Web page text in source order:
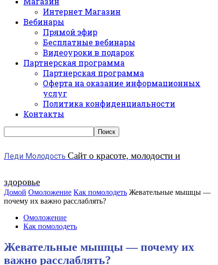
Интернет Магазин
Вебинары
Прямой эфир
Бесплатные вебинары
Видеоуроки в подарок
Партнерская программа
Партнерская программа
Оферта на оказание информационных
услуг
Политика конфиденциальности
Контакты
Леди Молодость Сайт о красоте, молодости и
здоровье
Домой Омоложение Как помолодеть Жевательные мышцы —
почему их важно расслаблять?
Омоложение
Как помолодеть
Жевательные мышцы — почему их
важно расслаблять?